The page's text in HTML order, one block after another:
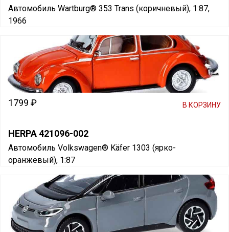
Автомобиль Wartburg® 353 Trans (коричневый), 1:87,
1966
HERPA 421096-002
Автомобиль Volkswagen® Käfer 1303 (ярко-
оранжевый), 1:87
1799 ₽ В КОРЗИНУ